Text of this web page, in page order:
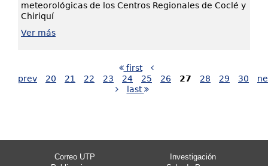
meteorológicas de los Centros Regionales de Coclé y
Chiriquí
Ver más
first
prev
20 21 22 23 24 25 26 27 28 29 30
last
Correo UTP
Investigación